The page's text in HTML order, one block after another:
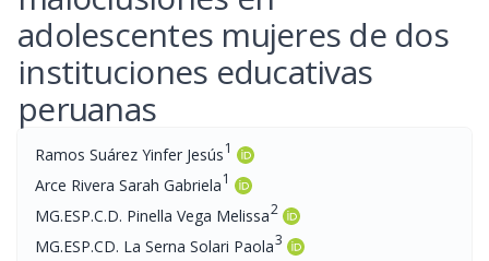
adolescentes mujeres de dos
instituciones educativas
peruanas
Ramos Suárez Yinfer Jesús1
Arce Rivera Sarah Gabriela1
MG.ESP.C.D. Pinella Vega Melissa2
MG.ESP.CD. La Serna Solari Paola3